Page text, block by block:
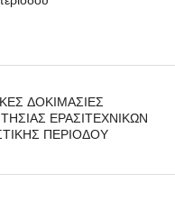
ΔΟΚΙΜΑΣΙΕΣ
ΕΡΑΣΙΤΕΧΝΙΚΩΝ
ΠΕΡΙΟΔΟΥ